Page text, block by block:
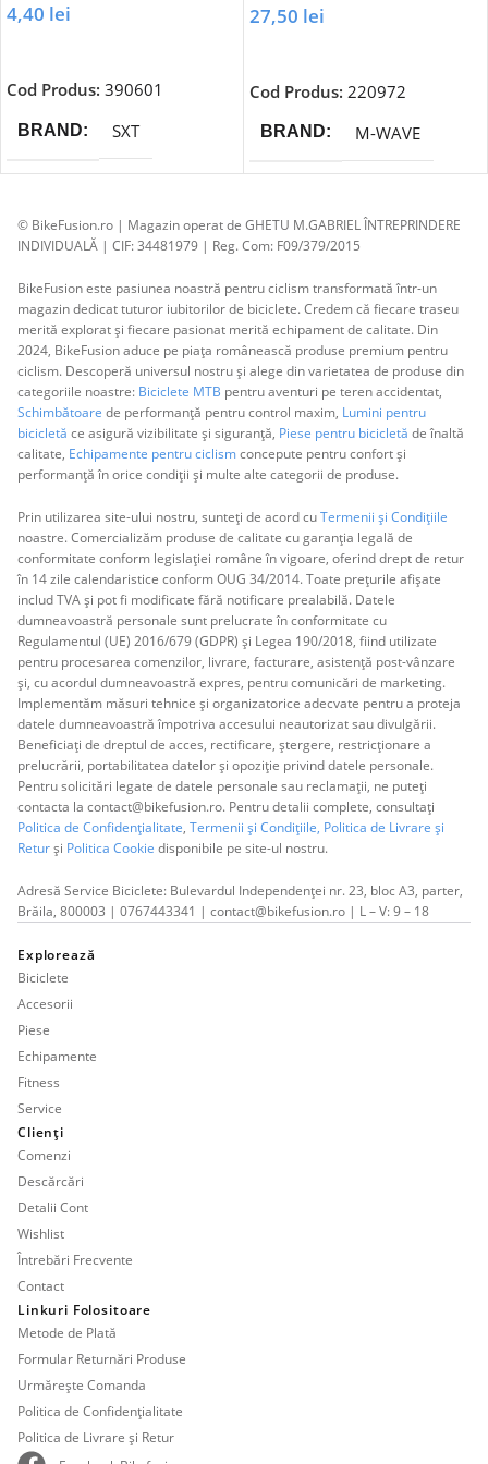
4,40 lei
Cod Produs: 390601
BRAND SXT
27,50 lei
Cod Produs: 220972
BRAND M-WAVE
© BikeFusion.ro | Magazin operat de GHETU M.GABRIEL ÎNTREPRINDERE
INDIVIDUALĂ | CIF: 34481979 | Reg. Com: F09/379/2015
BikeFusion este pasiunea noastră pentru ciclism transformată într-un
magazin dedicat tuturor iubitorilor de biciclete. Credem că fiecare traseu
merită explorat și fiecare pasionat merită echipament de calitate. Din
2024, BikeFusion aduce pe piața românească produse premium pentru
ciclism. Descoperă universul nostru și alege din varietatea de produse din
categoriile noastre: Biciclete MTB pentru aventuri pe teren accidentat,
Schimbătoare de performanță pentru control maxim, Lumini pentru
bicicletă ce asigură vizibilitate și siguranță, Piese pentru bicicletă de înaltă
calitate, Echipamente pentru ciclismconcepute pentru confort și
performanță în orice condiții și multe alte categorii de produse.
Prin utilizarea site-ului nostru, sunteți de acord cuTermenii și Condițiile
noastre. Comercializăm produse de calitate cu garanția legală de
conformitate conform legislației române în vigoare, oferind drept de retur
în 14 zile calendaristice conform OUG 34/2014. Toate prețurile afișate
includ TVA și pot fi modificate fără notificare prealabilă. Datele
dumneavoastră personale sunt prelucrate în conformitate cu
Regulamentul (UE) 2016/679 (GDPR) și Legea 190/2018, fiind utilizate
pentru procesarea comenzilor, livrare, facturare, asistență post-vânzare
și, cu acordul dumneavoastră expres, pentru comunicări de marketing.
Implementăm măsuri tehnice și organizatorice adecvate pentru a proteja
datele dumneavoastră împotriva accesului neautorizat sau divulgării.
Beneficiați de dreptul de acces, rectificare, ștergere, restricționare a
prelucrării, portabilitatea datelor și opoziție privind datele personale.
Pentru solicitări legate de datele personale sau reclamații, ne puteți
contacta la contact@bikefusion.ro. Pentru detalii complete, consultați
Politica de Confidențialitate, Termenii și Condițiile, Politica de Livrare și
Returși Politica Cookie disponibile pe site-ul nostru.
Adresă Service Biciclete: Bulevardul Independenței nr. 23, bloc A3, parter,
Brăila, 800003 | 0767443341 | contact@bikefusion.ro | L – V: 9 – 18
Explorează
Biciclete
Accesorii
Piese
Echipamente
Fitness
Service
Clienți
Comenzi
Descărcări
Detalii Cont
Wishlist
Întrebări Frecvente
Contact
Linkuri Folositoare
Metode de Plată
Formular Returnări Produse
Urmărește Comanda
Politica de Confidențialitate
Politica de Livrare și Retur